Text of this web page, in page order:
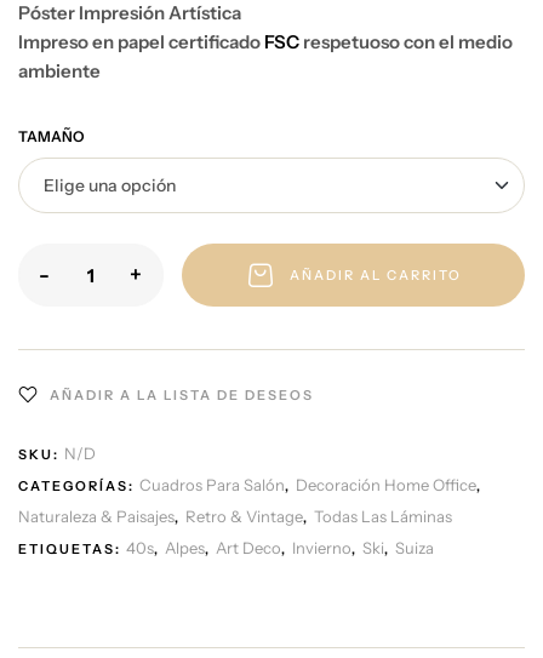
Póster Impresión Artística
Impreso en papel certificado FSC respetuoso con el medio
ambiente
TAMAÑO
- + AÑADIR AL CARRITO
AÑADIR A LA LISTA DE DESEOS
SKU: N/D
CATEGORÍAS: Cuadros Para Salón, Decoración Home Office,
Naturaleza & Paisajes, Retro & Vintage, Todas Las Láminas
ETIQUETAS: 40s, Alpes, Art Deco, Invierno, Ski, Suiza